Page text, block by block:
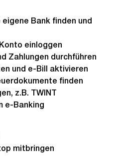
Bank finden und
einloggen
Zahlungen durchführen
und e-Bill aktivieren
finden
z.B. TWINT
e-Banking
mitbringen